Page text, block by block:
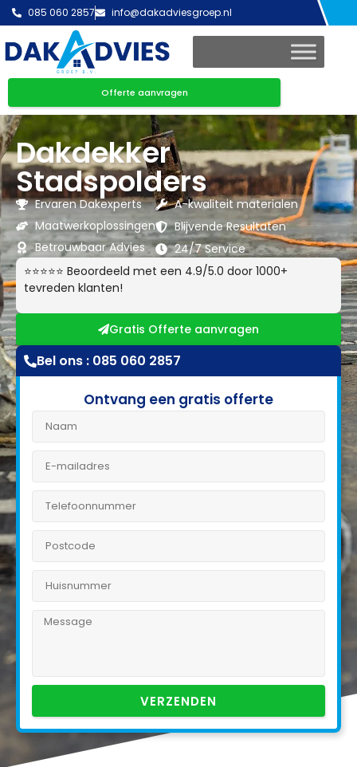
085 060 2857 info@dakadviesgroep.nl
Offerte aanvragen
Dakdekker
Stadspolders
Ervaren Dakexperts
Maatwerkoplossingen
Betrouwbaar Advies
A-kwaliteit materialen
Blijvende Resultaten
24/7 Service
⭐⭐⭐⭐⭐ Beoordeeld met een 4.9/5.0 door 1000+
tevreden klanten!
Gratis Offerte aanvragen
Bel ons : 085 060 2857
Ontvang een gratis offerte
VERZENDEN